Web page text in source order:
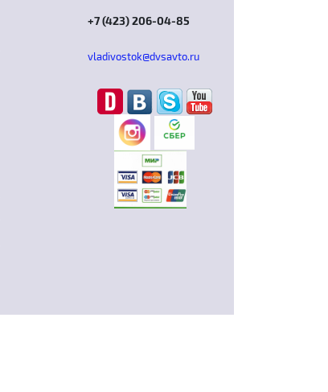
+7 (423) 206-04-85
vladivostok@dvsavto.ru